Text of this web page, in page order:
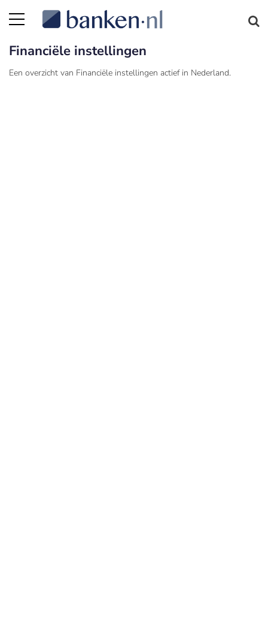
Financiële instellingen
Een overzicht van Financiële instellingen actief in Nederland.